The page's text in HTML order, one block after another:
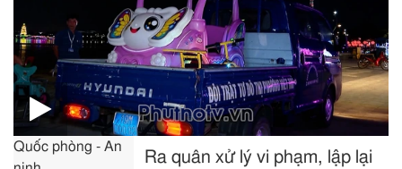
Quốc phòng - An
Ra quân xử lý vi phạm, lập lại